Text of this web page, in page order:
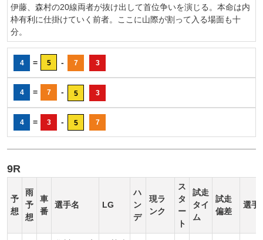
伊藤、森村の20線両者が抜け出して首位争いを演じる。本命は内
枠有利に仕掛けていく前者。ここに山際が割って入る場面も十
分。
4 = 5 - 7 3
4 = 7 - 5 3
4 = 3 - 5 7
9R
予
想
雨
予
想
車
番
選手名 LG
ハ
ン
デ
現ラ
ンク
ス
タ
ー
ト
試走
タイ
ム
試走
偏差
選手